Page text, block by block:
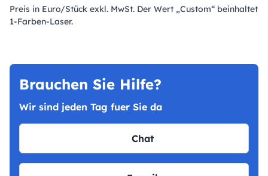
Preis in Euro/Stück exkl. MwSt. Der Wert „Custom“ beinhaltet
1-Farben-Laser.
Brauchen Sie Hilfe?
Wir sind jeden Tag fuer Sie da
Chat